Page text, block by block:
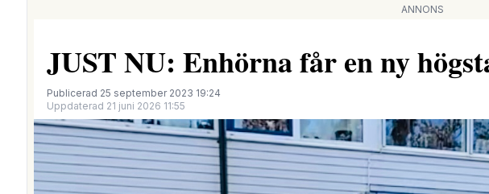
ANNONS
JUST NU: Enhörna får en ny
Publicerad 25 september 2023 19:24
Uppdaterad 21 juni 2026 11:55